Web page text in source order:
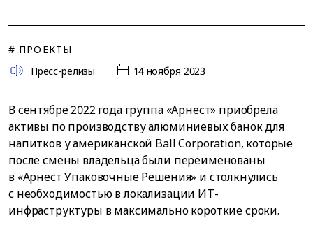
# ПРОЕКТЫ
Пресс-релизы
14 ноября 2023
В сентябре 2022 года группа «Арнест» приобрела
активы по производству алюминиевых банок для
напитков у американской Ball Corporation, которые
после смены владельца были переименованы
в «Арнест Упаковочные Решения» и столкнулись
с необходимостью в локализации ИТ-
инфраструктуры в максимально короткие сроки.